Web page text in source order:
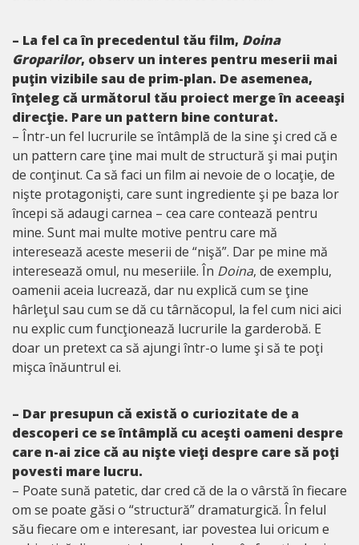
– La fel ca în precedentul tău film, Doina
Groparilor, observ un interes pentru meserii mai
puţin vizibile sau de prim-plan. De asemenea,
înţeleg că următorul tău proiect merge în aceeaşi
direcţie. Pare un pattern bine conturat.
– Într-un fel lucrurile se întâmplă de la sine şi cred că e
un pattern care ţine mai mult de structură şi mai puţin
de conţinut. Ca să faci un film ai nevoie de o locaţie, de
nişte protagonişti, care sunt ingrediente şi pe baza lor
începi să adaugi carnea – cea care contează pentru
mine. Sunt mai multe motive pentru care mă
interesează aceste meserii de “nişă”. Dar pe mine mă
interesează omul, nu meseriile. În Doina, de exemplu,
oamenii aceia lucrează, dar nu explică cum se ţine
hârleţul sau cum se dă cu târnăcopul, la fel cum nici aici
nu explic cum funcţionează lucrurile la garderobă. E
doar un pretext ca să ajungi într-o lume şi să te poţi
mişca înăuntrul ei.
– Dar presupun că există o curiozitate de a
descoperi ce se întâmplă cu aceşti oameni despre
care n-ai zice că au nişte vieţi despre care să poţi
povesti mare lucru.
– Poate sună patetic, dar cred că de la o vârstă în fiecare
om se poate găsi o “structură” dramaturgică. În felul
său fiecare om e interesant, iar povestea lui oricum e